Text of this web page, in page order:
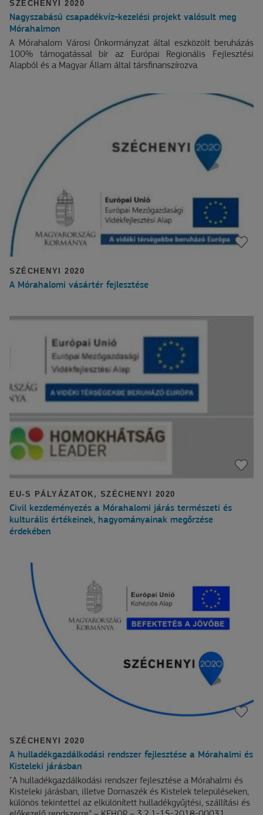
SZÉCHENYI 2020
Nagyszabású csapadékvíz-kezelési projekt valósult meg
Mórahalmon
A Mórahalom Városi Önkormányzat által eszközölt beruházás
100% támogatással bír az Európai Regionális Fejlesztési
Alapból és a Magyar Állam által társfinanszírozva.
SZÉCHENYI 2020
A Mórahalomi vásártér fejlesztése
EU-S PÁLYÁZATOK , SZÉCHENYI 2020
Civil kezdeményezés a Mórahalomi járás természeti és
kulturális értékeinek, hagyományainak megőrzése
érdekében
SZÉCHENYI 2020
A hulladékgazdálkodási rendszer fejlesztése a Mórahalmi és
Kisteleki járásban
"A hulladékgazdálkodási rendszer fejlesztése a Mórahalmi és
Kisteleki járásban, illetve Domaszék és Kistelek településeken,
különös tekintettel az elkülönített hulladékgyűjtési, szállítási és